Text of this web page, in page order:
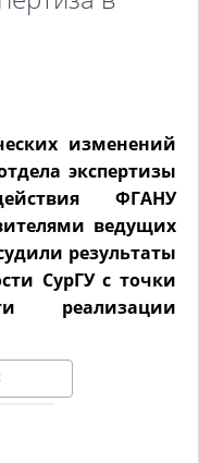
изменений
экспертизы
ФГАНУ
ведущих
результаты
СурГУ с точки
реализации